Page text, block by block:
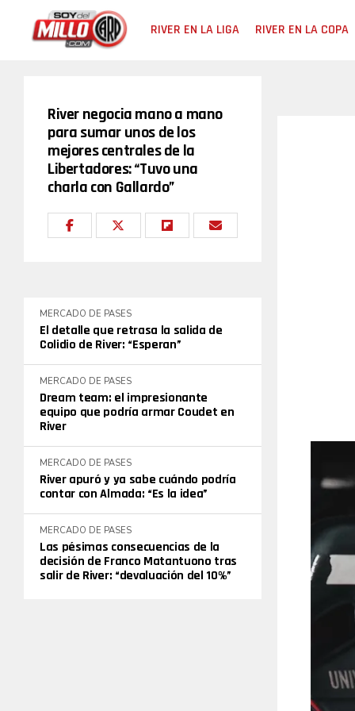
RIVER EN LA LIGA RIVER EN LA COPA
River negocia mano a mano
para sumar unos de los
mejores centrales de la
Libertadores: “Tuvo una
charla con Gallardo”
MERCADO DE PASES
El detalle que retrasa la salida de
Colidio de River: “Esperan”
MERCADO DE PASES
Dream team: el impresionante
equipo que podría armar Coudet en
River
MERCADO DE PASES
River apuró y ya sabe cuándo podría
contar con Almada: “Es la idea”
MERCADO DE PASES
Las pésimas consecuencias de la
decisión de Franco Matantuono tras
salir de River: “devaluación del 10%”